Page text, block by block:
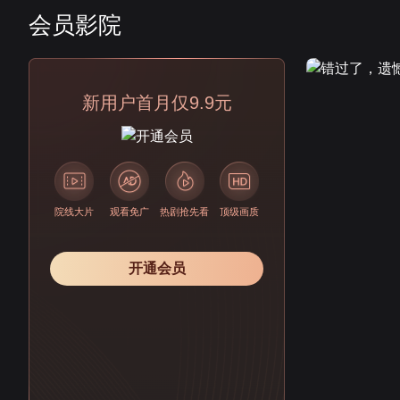
会员影院
新用户首月仅9.9元
院线大片 观看免广 热剧抢先看 顶级画质
开通会员
会员